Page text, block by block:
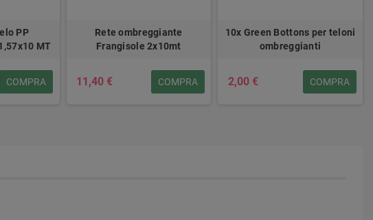
PP
MT
COMPRA
Rete ombreggiante
Frangisole 2x10mt
11,40 € COMPRA
10x Green Bottons per teloni
ombreggianti
2,00 € COMPRA